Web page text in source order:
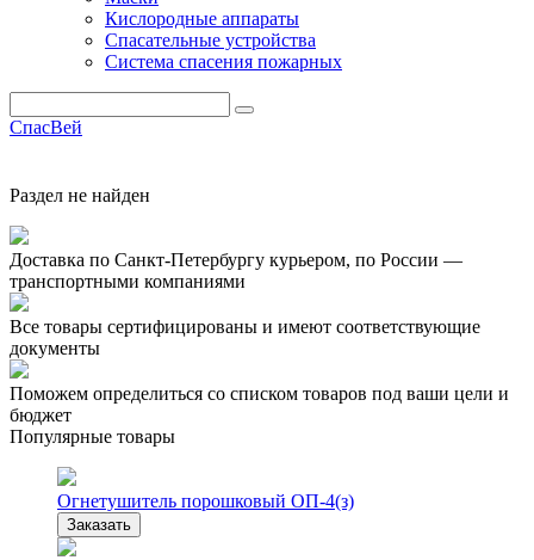
Кислородные аппараты
Спасательные устройства
Система спасения пожарных
СпасВей
Раздел не найден
Доставка по Санкт-Петербургу курьером, по России —
транспортными компаниями
Все товары сертифицированы и имеют соответствующие
документы
Поможем определиться со списком товаров под ваши цели и
бюджет
Популярные товары
Огнетушитель порошковый ОП-4(з)
Заказать